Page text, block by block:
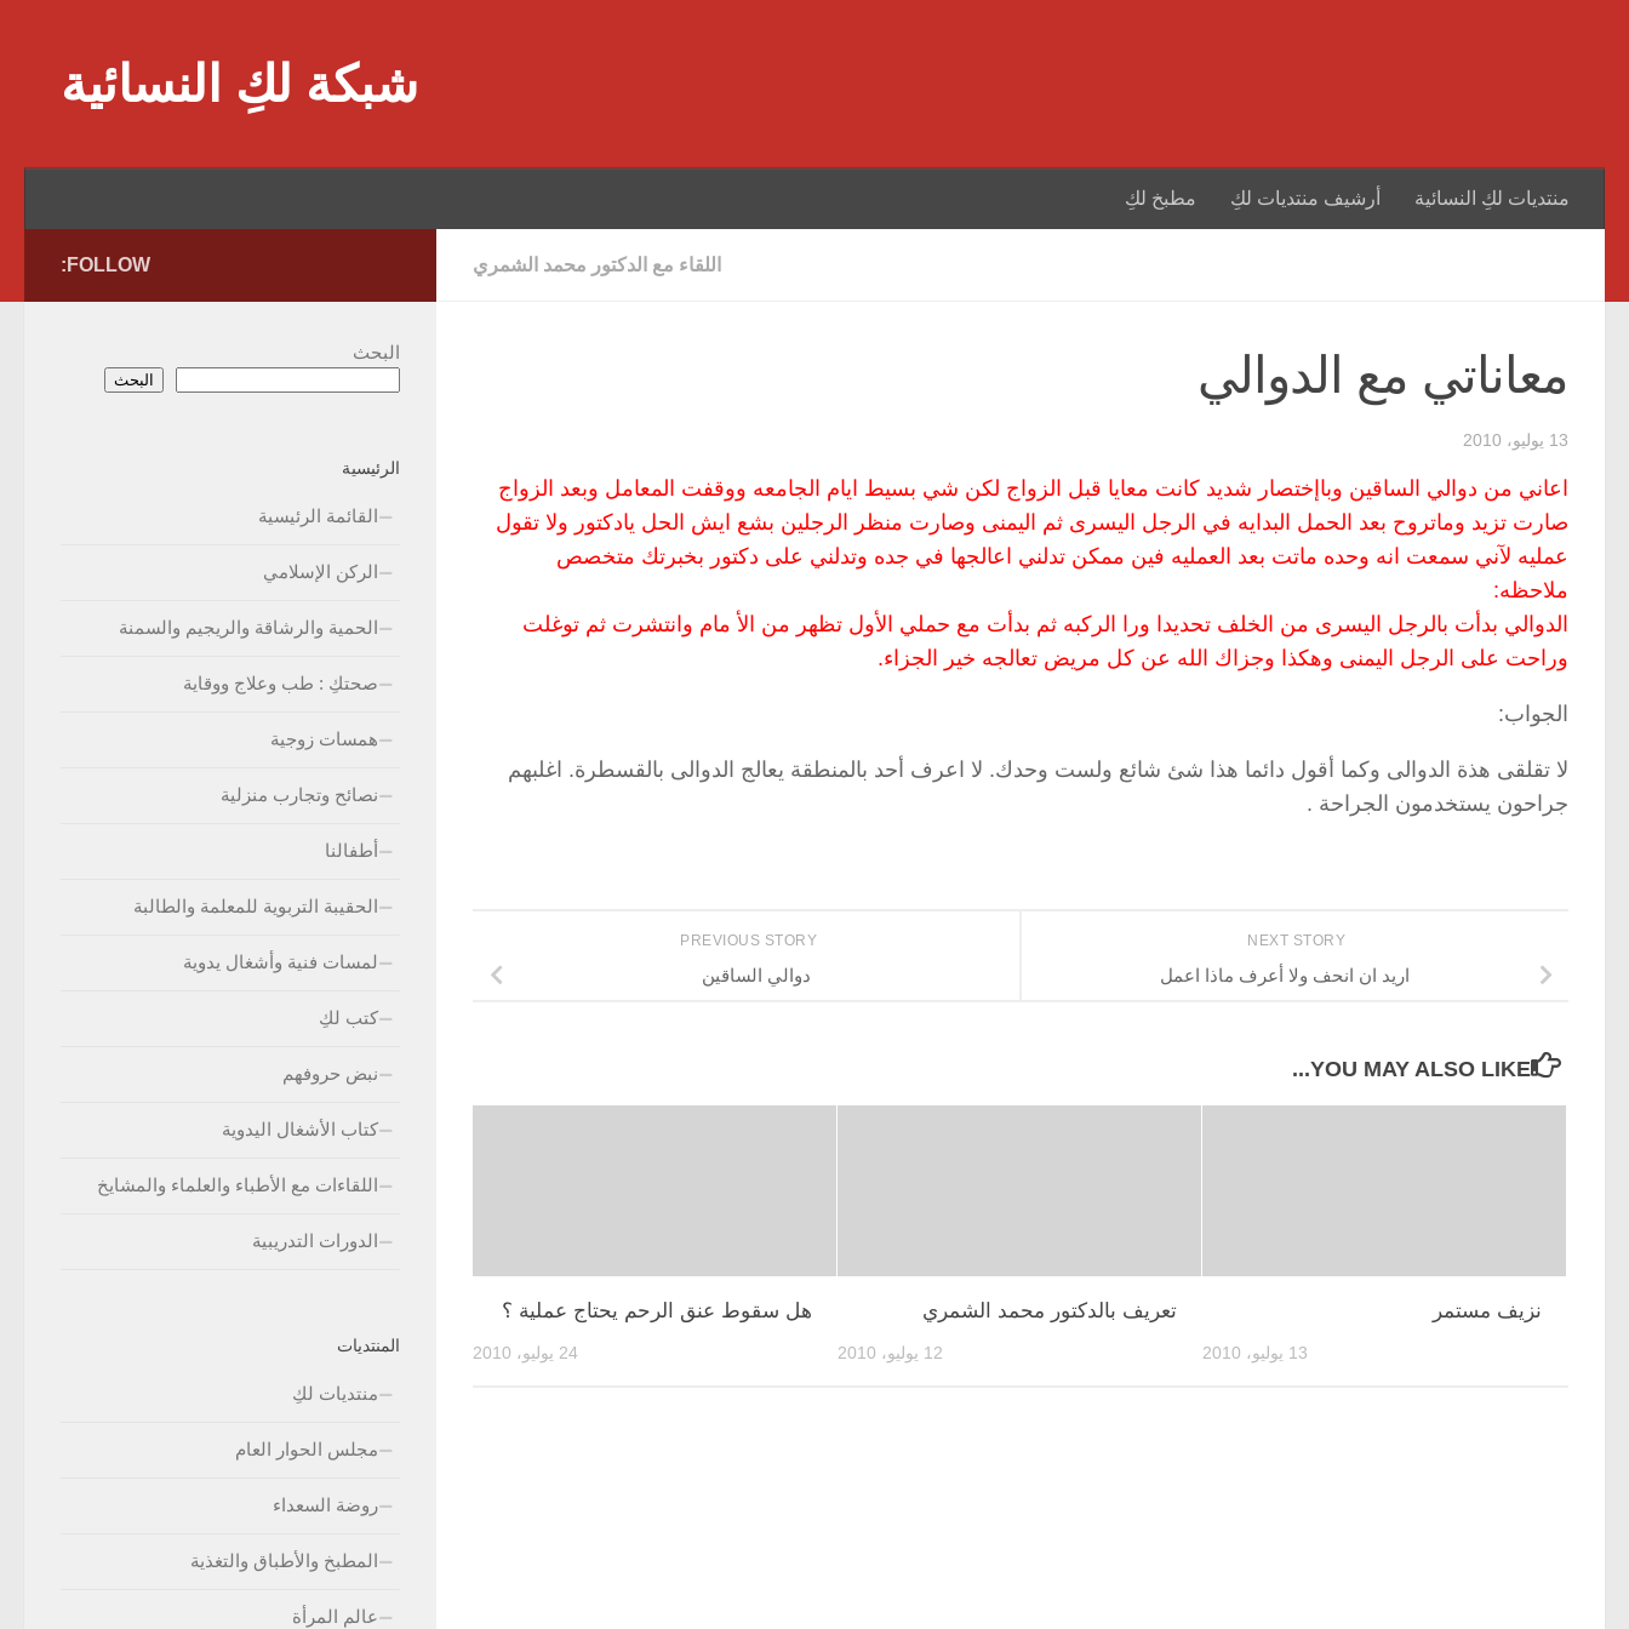
شبكة لكِ النسائية
منتديات لكِ النسائية أرشيف منتديات لكِ مطبخ لكِ
اللقاء مع الدكتور محمد الشمري
معاناتي مع الدوالي
13 يوليو، 2010
اعاني من دوالي الساقين وباإختصار شديد كانت معايا قبل الزواج لكن شي بسيط ايام الجامعه ووقفت المعامل وبعد الزواج
صارت تزيد وماتروح بعد الحمل البدايه في الرجل اليسرى ثم اليمنى وصارت منظر الرجلين بشع ايش الحل يادكتور ولا تقول
عمليه لآني سمعت انه وحده ماتت بعد العمليه فين ممكن تدلني اعالجها في جده وتدلني على دكتور بخبرتك متخصص
ملاحظه:
الدوالي بدأت بالرجل اليسرى من الخلف تحديدا ورا الركبه ثم بدأت مع حملي الأول تظهر من الأ مام وانتشرت ثم توغلت
وراحت على الرجل اليمنى وهكذا وجزاك الله عن كل مريض تعالجه خير الجزاء.
الجواب:
لا تقلقى هذة الدوالى وكما أقول دائما هذا شئ شائع ولست وحدك. لا اعرف أحد بالمنطقة يعالج الدوالى بالقسطرة. اغلبهم
جراحون يستخدمون الجراحة .
NEXT STORY
اريد ان انحف ولا أعرف ماذا اعمل
PREVIOUS STORY
دوالي الساقين
YOU MAY ALSO LIKE...
هل سقوط عنق الرحم يحتاج عملية ؟
24 يوليو، 2010
تعريف بالدكتور محمد الشمري
12 يوليو، 2010
نزيف مستمر
13 يوليو، 2010
FOLLOW:
البحث
البحث
الرئيسية
القائمة الرئيسية
الركن الإسلامي
الحمية والرشاقة والريجيم والسمنة
صحتكِ : طب وعلاج ووقاية
همسات زوجية
نصائح وتجارب منزلية
أطفالنا
الحقيبة التربوية للمعلمة والطالبة
لمسات فنية وأشغال يدوية
كتب لكِ
نبض حروفهم
كتاب الأشغال اليدوية
اللقاءات مع الأطباء والعلماء والمشايخ
الدورات التدريبية
المنتديات
منتديات لكِ
مجلس الحوار العام
روضة السعداء
المطبخ والأطباق والتغذية
عالم المرأة